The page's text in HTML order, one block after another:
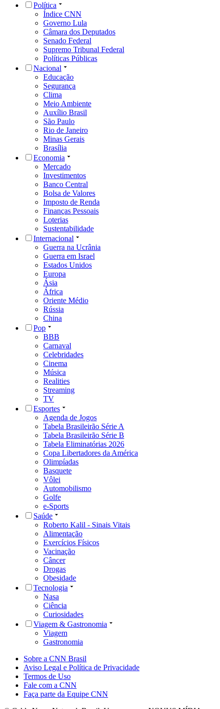
Política
Índice CNN
Governo Lula
Câmara dos Deputados
Senado Federal
Supremo Tribunal Federal
Políticas Públicas
Nacional
Educação
Segurança
Clima
Meio Ambiente
Auxílio Brasil
São Paulo
Rio de Janeiro
Minas Gerais
Brasília
Economia
Mercado
Investimentos
Banco Central
Bolsa de Valores
Imposto de Renda
Finanças Pessoais
Loterias
Sustentabilidade
Internacional
Guerra na Ucrânia
Guerra em Israel
Estados Unidos
Europa
Ásia
África
Oriente Médio
Rússia
China
Pop
BBB
Carnaval
Celebridades
Cinema
Música
Realities
Streaming
TV
Esportes
Agenda de Jogos
Tabela Brasileirão Série A
Tabela Brasileirão Série B
Tabela Eliminatórias 2026
Copa Libertadores da América
Olimpíadas
Basquete
Vôlei
Automobilismo
Golfe
e-Sports
Saúde
Roberto Kalil - Sinais Vitais
Alimentação
Exercícios Físicos
Vacinação
Câncer
Drogas
Obesidade
Tecnologia
Nasa
Ciência
Curiosidades
Viagem & Gastronomia
Viagem
Gastronomia
Sobre a CNN Brasil
Aviso Legal e Política de Privacidade
Termos de Uso
Fale com a CNN
Faça parte da Equipe CNN